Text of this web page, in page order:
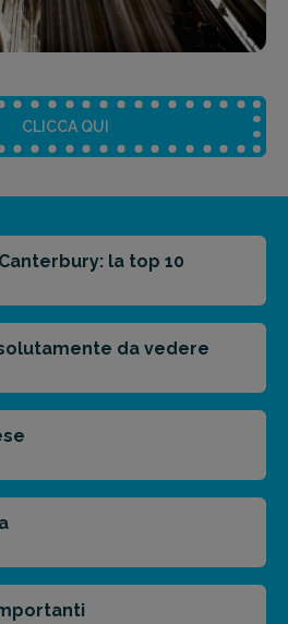
CLICCA QUI
Medio Punti chiave
di viaggio.
la top 10
da vedere